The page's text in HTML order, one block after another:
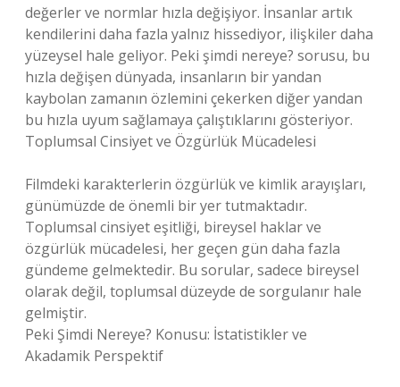
değerler ve normlar hızla değişiyor. İnsanlar artık
kendilerini daha fazla yalnız hissediyor, ilişkiler daha
yüzeysel hale geliyor. Peki şimdi nereye? sorusu, bu
hızla değişen dünyada, insanların bir yandan
kaybolan zamanın özlemini çekerken diğer yandan
bu hızla uyum sağlamaya çalıştıklarını gösteriyor.
Toplumsal Cinsiyet ve Özgürlük Mücadelesi
Filmdeki karakterlerin özgürlük ve kimlik arayışları,
günümüzde de önemli bir yer tutmaktadır.
Toplumsal cinsiyet eşitliği, bireysel haklar ve
özgürlük mücadelesi, her geçen gün daha fazla
gündeme gelmektedir. Bu sorular, sadece bireysel
olarak değil, toplumsal düzeyde de sorgulanır hale
gelmiştir.
Peki Şimdi Nereye? Konusu: İstatistikler ve
Akadamik Perspektif